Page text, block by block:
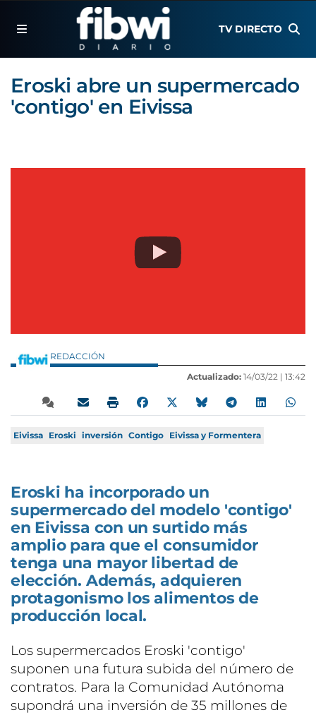
TV DIRECTO
Eroski abre un supermercado
'contigo' en Eivissa
REDACCIÓN
Actualizado: 14/03/22 | 13:42
Eivissa Eroski inversión Contigo Eivissa y Formentera
Eroski ha incorporado un
supermercado del modelo 'contigo'
en Eivissa con un surtido más
amplio para que el consumidor
tenga una mayor libertad de
elección. Además, adquieren
protagonismo los alimentos de
producción local.
Los supermercados Eroski 'contigo'
suponen una futura subida del número de
contratos. Para la Comunidad Autónoma
supondrá una inversión de 35 millones de